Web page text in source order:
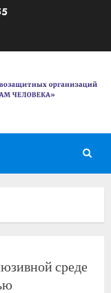
среде